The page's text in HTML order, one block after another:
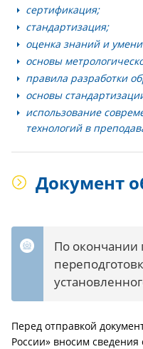
сертификация;
стандартизация;
оценка знаний и
основы
правила разработки
основы
использование
технологий в
Документ
По окончании
Перед отправкой
России» вносим